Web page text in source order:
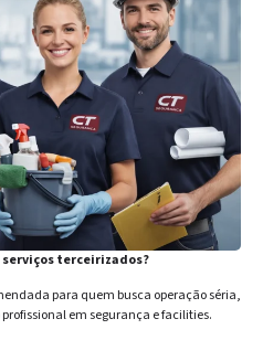
terceirizados?
para quem busca operação séria,
em segurança e facilities.